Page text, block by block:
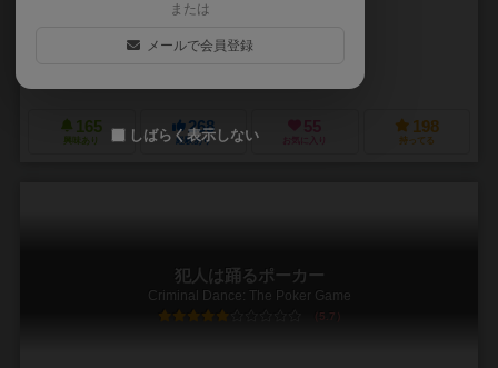
ことり 寧子（Neiko Kotori）
165
興味あり
268
経験あり
55
お気に入り
198
持ってる
犯人は踊るポーカー
Criminal Dance: The Poker Game
5.7
または
メールで会員登録
しばらく表示しない